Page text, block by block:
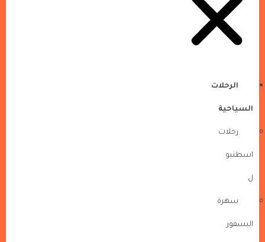
الرحلات
السياحية
رحلات
اسطنبو
ل
سهرة
البسفور